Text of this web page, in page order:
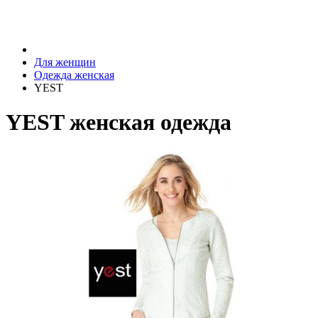
Для женщин
Одежда женская
YEST
YEST женская одежда